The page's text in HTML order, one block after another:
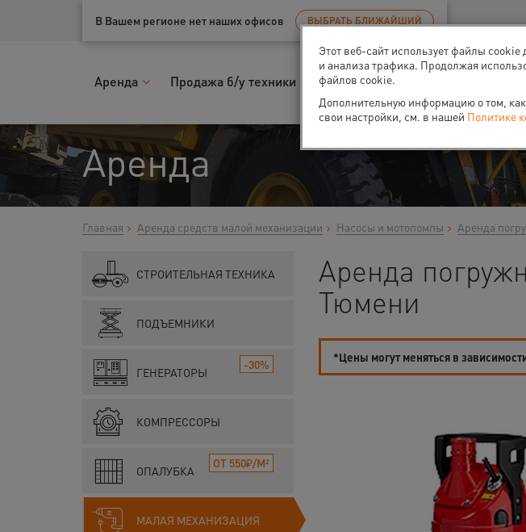
Ваш город:Тюмень
В Вашем регионе нет наших офисов ВЫБРАТЬ БЛИЖАЙШИЙ
Аренда Продажа б/у техники Запчасти
Аренда
Главная Аренда средств малой механизации Насосы и мотопомпы Аренда
СТРОИТЕЛЬНАЯ ТЕХНИКА
ПОДЪЕМНИКИ
ГЕНЕРАТОРЫ
-30%
КОМПРЕССОРЫ
ОПАЛУБКА
ОТ 550₽/М²
МАЛАЯ МЕХАНИЗАЦИЯ
Аренда
Тюмени
*Цены могут меняться в
Этот веб-сайт использует файлы cookie
и анализа трафика. Продолжая
файлов cookie.
Дополнительную информацию о том,
свои настройки, см. в нашей Политике